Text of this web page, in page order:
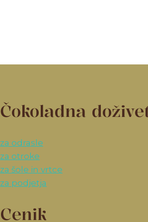
Čokoladna
za odrasle
za otroke
za šole in vrtce
za podjetja
Cenik